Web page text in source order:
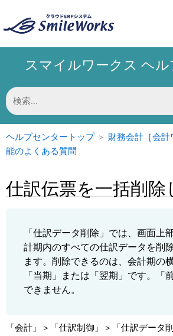
ス
プ
スマイルワークス ヘ
検
索
対
象:
ヘルプセンタートップ＞ 財務会計［会計
能のよくある質問
仕訳伝票を一括削除
「仕訳データ削除」では、画面上
計期内のすべての仕訳データを削
ます。削除できるのは、会計期の
「当期」または「翌期」です。「
できません。
「会計」＞「仕訳制御」＞「仕訳データ